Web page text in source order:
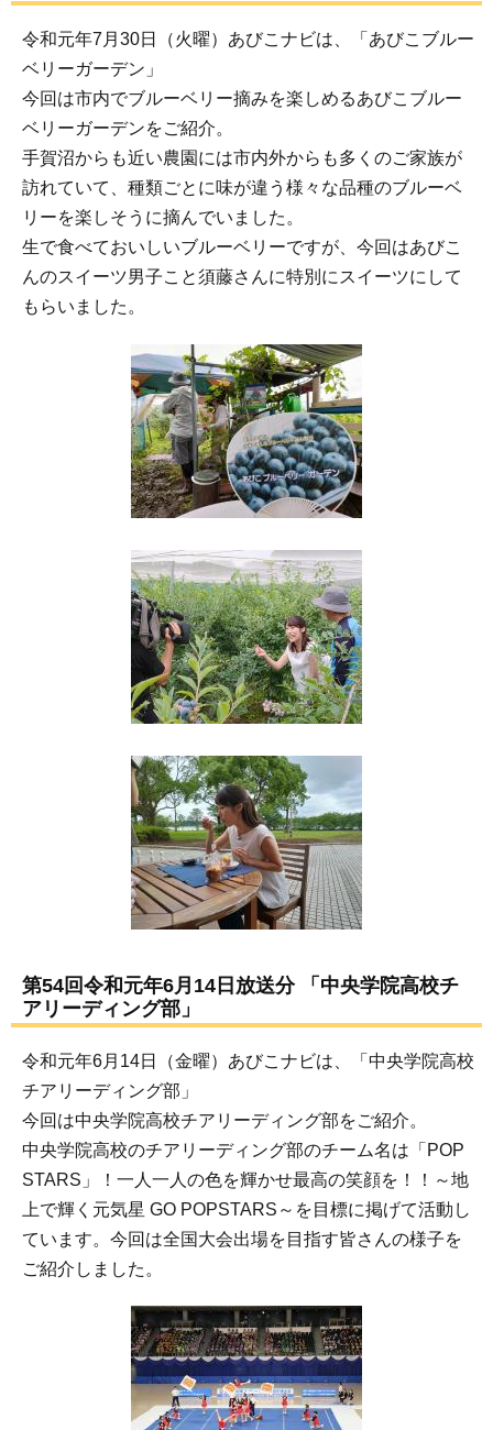
令和元年7月30日（火曜）あびこナビは、「あびこブルー
ベリーガーデン」
今回は市内でブルーベリー摘みを楽しめるあびこブルー
ベリーガーデンをご紹介。
手賀沼からも近い農園には市内外からも多くのご家族が
訪れていて、種類ごとに味が違う様々な品種のブルーベ
リーを楽しそうに摘んでいました。
生で食べておいしいブルーベリーですが、今回はあびこ
んのスイーツ男子こと須藤さんに特別にスイーツにして
もらいました。
第54回令和元年6月14日放送分 「中央学院高校チ
アリーディング部」
令和元年6月14日（金曜）あびこナビは、「中央学院高校
チアリーディング部」
今回は中央学院高校チアリーディング部をご紹介。
中央学院高校のチアリーディング部のチーム名は「POP
STARS」！一人一人の色を輝かせ最高の笑顔を！！～地
上で輝く元気星 GO POPSTARS～を目標に掲げて活動し
ています。今回は全国大会出場を目指す皆さんの様子を
ご紹介しました。